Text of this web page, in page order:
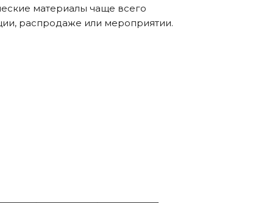
материалы чаще всего
распродаже или мероприятии.